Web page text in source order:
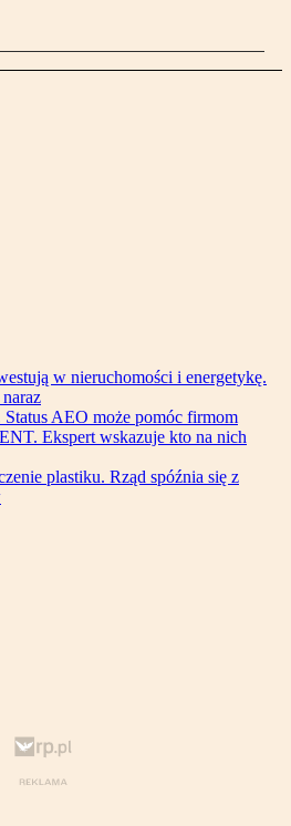
w nieruchomości i energetykę.
Status AEO może pomóc firmom
Ekspert wskazuje kto na nich
plastiku. Rząd spóźnia się z